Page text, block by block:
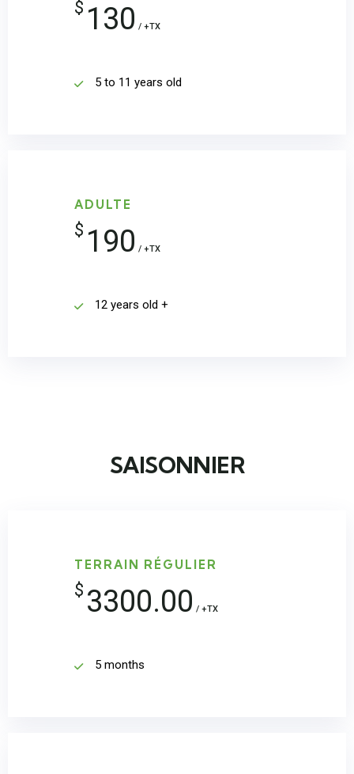
$ 130 / +TX
5 to 11 years old
ADULTE
$ 190 / +TX
12 years old +
SAISONNIER
TERRAIN RÉGULIER
$ 3300.00 / +TX
5 months